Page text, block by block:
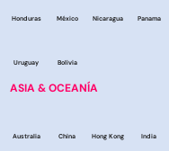
Honduras México Nicaragua Panama
Uruguay Bolivia
ASIA & OCEANÍA
Australia China Hong Kong India